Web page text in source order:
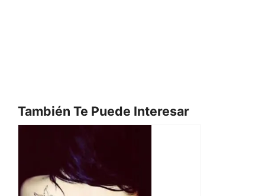
También Te Puede Interesar